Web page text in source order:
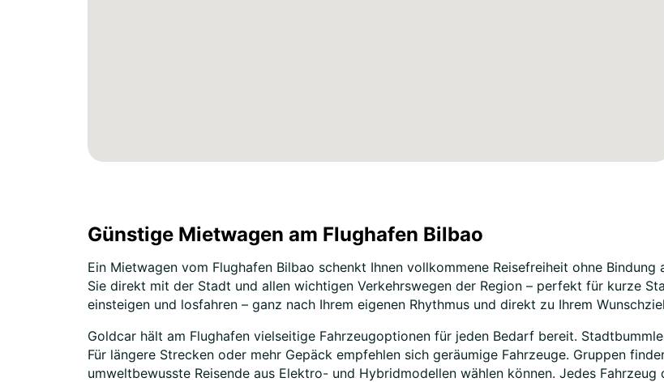
Günstige Mietwagen am Flughafen Bilbao
Ein Mietwagen vom Flughafen Bilbao schenkt Ihnen vollkommene Reisefreiheit ohne
Sie direkt mit der Stadt und allen wichtigen Verkehrswegen der Region – perfekt für kurze
einsteigen und losfahren – ganz nach Ihrem eigenen Rhythmus und direkt zu Ihrem
Goldcar hält am Flughafen vielseitige Fahrzeugoptionen für jeden Bedarf bereit.
Für längere Strecken oder mehr Gepäck empfehlen sich geräumige Fahrzeuge. Gruppen
umweltbewusste Reisende aus Elektro- und Hybridmodellen wählen können. Jedes